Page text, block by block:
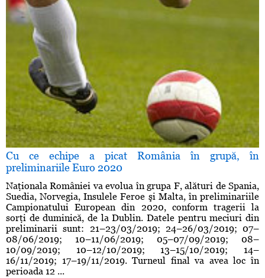
Cu ce echipe a picat România în grupă, în
preliminariile Euro 2020
Naţionala României va evolua în grupa F, alături de Spania,
Suedia, Norvegia, Insulele Feroe şi Malta, în preliminariile
Campionatului European din 2020, conform tragerii la
sorţi de duminică, de la Dublin. Datele pentru meciuri din
preliminarii sunt: 21–23/03/2019; 24–26/03/2019; 07–
08/06/2019; 10–11/06/2019; 05–07/09/2019; 08–
10/09/2019; 10–12/10/2019; 13–15/10/2019; 14–
16/11/2019; 17–19/11/2019. Turneul final va avea loc în
perioada 12 ...